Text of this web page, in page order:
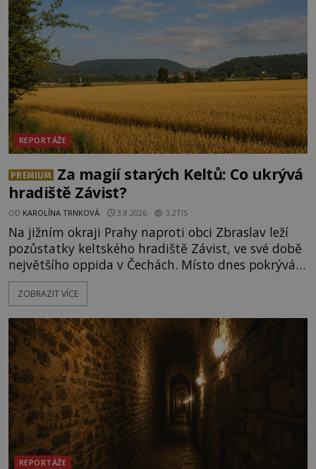
REPORTÁŽE
PREMIUM
Za magií starých Keltů: Co ukrývá
hradiště Závist?
OD KAROLÍNA TRNKOVÁ 3.8.2026 3.2TIS
Na jižním okraji Prahy naproti obci Zbraslav leží
pozůstatky keltského hradiště Závist, ve své době
největšího oppida v Čechách. Místo dnes pokrývá
les, zbytky po kdysi monumentálním hradišti jsou
ale v terénu patrné stále. Co dalšího tu po Keltech
vrch Hr
ZOBRAZIT VÍCE
REPORTÁŽE